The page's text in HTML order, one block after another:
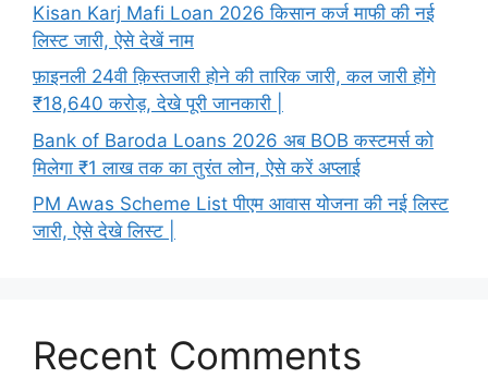
Kisan Karj Mafi Loan 2026 किसान कर्ज माफी की नई
लिस्ट जारी, ऐसे देखें नाम
फ़ाइनली 24वी क़िस्तजारी होने की तारिक जारी, कल जारी होंगे
₹18,640 करोड़, देखे पूरी जानकारी |
Bank of Baroda Loans 2026 अब BOB कस्टमर्स को
मिलेगा ₹1 लाख तक का तुरंत लोन, ऐसे करें अप्लाई
PM Awas Scheme List पीएम आवास योजना की नई लिस्ट
जारी, ऐसे देखे लिस्ट |
Recent Comments